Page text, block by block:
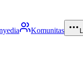
Komunitas